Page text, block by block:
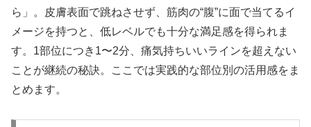
ら」。皮膚表面で跳ねさせず、筋肉の“腹”に面で当てるイ
メージを持つと、低レベルでも十分な満足感を得られま
す。1部位につき1〜2分、痛気持ちいいラインを超えない
ことが継続の秘訣。ここでは実践的な部位別の活用感をま
とめます。